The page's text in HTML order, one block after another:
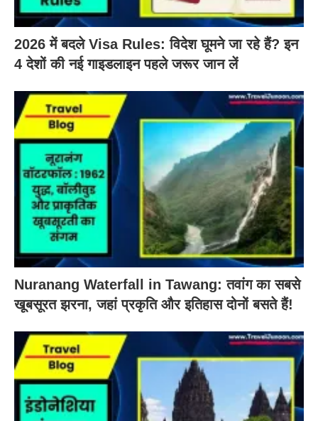
2026 में बदले Visa Rules: विदेश घूमने जा रहे हैं? इन
4 देशों की नई गाइडलाइन पहले जरूर जान लें
Nuranang Waterfall in Tawang: तवांग का सबसे
खूबसूरत झरना, जहां प्रकृति और इतिहास दोनों बसते हैं!